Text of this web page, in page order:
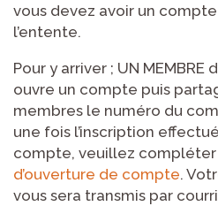
vous devez avoir un
l’entente.
Pour y arriver ; UN
ouvre un compte puis
membres le numéro du
une fois l’inscription
compte, veuillez compléter
d’ouverture de compte.
vous sera transmis par